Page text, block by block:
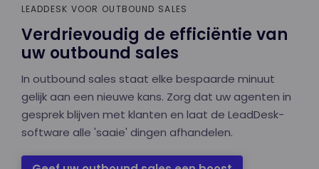
LEADDESK VOOR OUTBOUND SALES
Verdrievoudig de efficiëntie van
uw outbound sales
In outbound sales staat elke bespaarde minuut
gelijk aan een nieuwe kans. Zorg dat uw agenten in
gesprek blijven met klanten en laat de LeadDesk-
software alle 'saaie' dingen afhandelen.